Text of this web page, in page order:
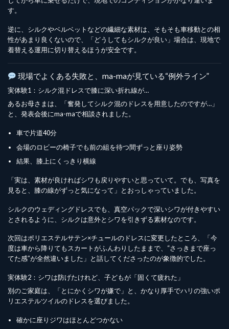
す。
逆に、シルクやベルベットなどの繊細な素材は、そもそも車移動との相
性があまり良くないので、「どうしてもシルクが良い」場合は、現地で
着替える運用に切り替えるほうが安全です。
現場でよくある失敗と、ma-maが見ている“例外ライン”
実体験1：シルク混ドレスで膝に深い折れ線が…
あるお母さまは、「奮発してシルク混のドレスを用意したのですが…」
と、発表会後にma-maで相談されました。
車で片道40分
会場のロビーの椅子でも前の組を待つ間ずっと座り姿勢
結果、膝上にくっきり横線
「実は、素材が良ければシワも戻りやすいと思っていて。でも、写真を
見ると、膝の線がずっと気になって」とおっしゃっていました。
シルクのウェディングドレスでも、真空パックで深いシワが付きやすい
とされるように、シルクは意外とシワを引きずる素材なのです。
次回はポリエステルサテン×チュールのドレスに変更したところ、「今
度は車から降りてもスカートがふんわりしたままで、“さっきまで座っ
てた感”が全然違いました」と話してくださったのが象徴的でした。
実体験2：シワは防げたけれど、子どもが「固くて疲れた」
別のご家庭は、「とにかくシワが嫌で」と、かなり厚手でハリの強いポ
リエステルツイルのドレスを選びました。
確かに座りジワはほとんどつかない